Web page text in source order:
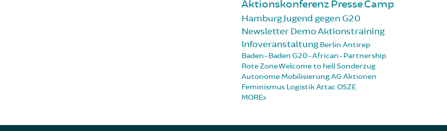
Aktionskonferenz PresseCamp
HamburgJugend gegen G20
NewsletterDemoAktionstraining
Infoveranstaltung Berlin Antirep
Baden-Baden G20-African-Partnership
Rote ZoneWelcome to hellSonderzug
Autonome MobilisierungAG Aktionen
Feminismus Logistik Attac OSZE
MORE